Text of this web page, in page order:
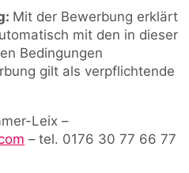
Mit der Bewerbung erklärt
mit den in dieser
Bedingungen
gilt als verpflichtende
Leix –
– tel. 0176 30 77 66 77